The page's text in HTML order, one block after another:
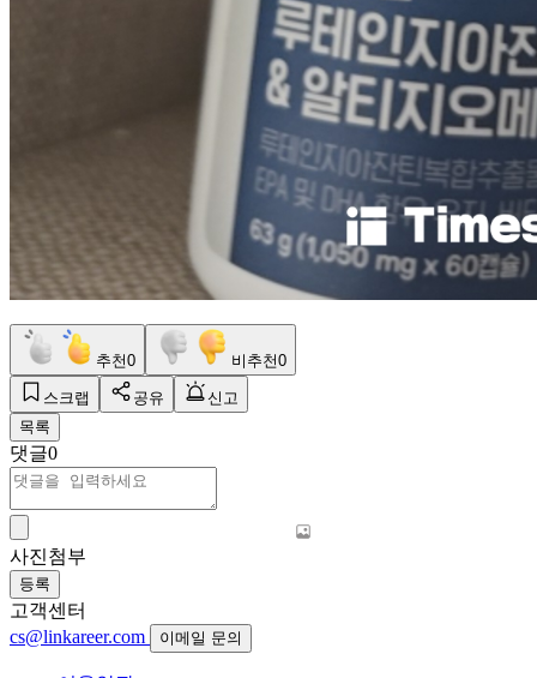
추천0 비추천0
스크랩 공유
신고
목록
댓글0
사진첨부
등록
고객센터
cs@linkareer.com
이메일 문의